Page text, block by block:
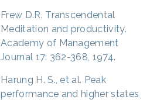
Frew D.R. Transcendental
Meditation and productivity.
Academy of Management
Journal 17: 362-368, 1974.
Harung H. S., et al. Peak
performance and higher states